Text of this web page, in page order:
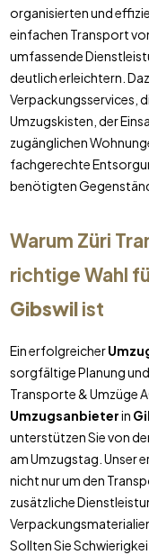
organisierten und
einfachen Transport
umfassende
deutlich erleichtern.
Verpackungsservices,
Umzugskisten, der
zugänglichen
fachgerechte
benötigten
Warum Züri
richtige Wahl
Gibswilist
Ein erfolgreicher
sorgfältige Planung
Transporte & Umzüge
Umzugsanbieterin
unterstützen Sie von
am Umzugstag. Unser
nicht nur um den
zusätzliche
Sollten Sie